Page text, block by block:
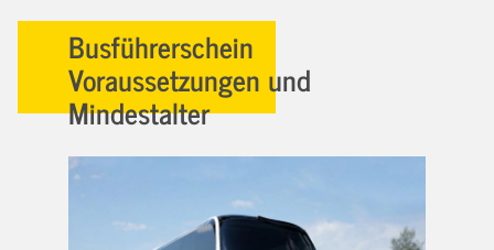
Busführerschein
Voraussetzungen und
Mindestalter